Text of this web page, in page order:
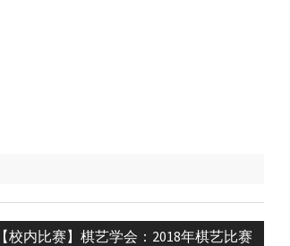
Next
【校内比赛】棋艺学会：2018年棋艺比赛